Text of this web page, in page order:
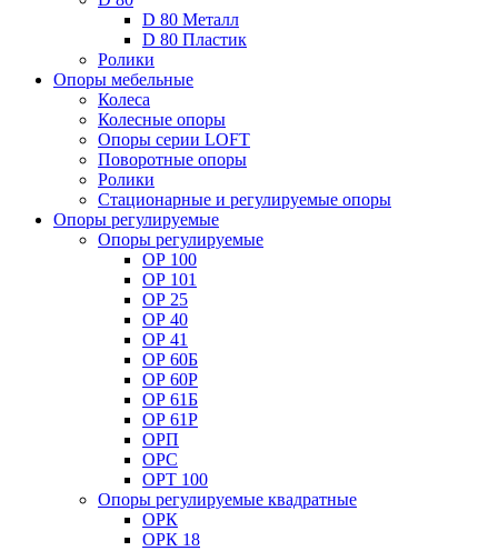
D 80 Металл
D 80 Пластик
Ролики
Опоры мебельные
Колеса
Колесные опоры
Опоры серии LOFT
Поворотные опоры
Ролики
Стационарные и регулируемые опоры
Опоры регулируемые
Опоры регулируемые
ОР 100
ОР 101
ОР 25
ОР 40
ОР 41
ОР 60Б
ОР 60Р
ОР 61Б
ОР 61Р
ОРП
ОРС
ОРТ 100
Опоры регулируемые квадратные
ОРК
ОРК 18